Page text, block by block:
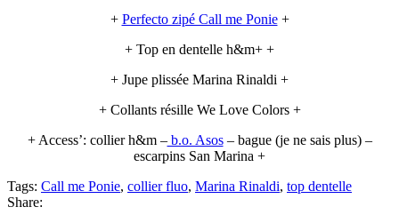
+ Perfecto zipé Call me Ponie+
+ Top en dentelle h&m+ +
+ Jupe plissée Marina Rinaldi +
+ Collants résille We Love Colors +
+ Access’: collier h&m –b.o. Asos– bague (je ne sais plus) –
escarpins San Marina +
Tags: Call me Ponie, collier fluo, Marina Rinaldi, top dentelle
Share: